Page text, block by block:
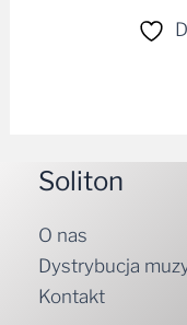
Soliton
O nas
Dystrybucja
Kontakt